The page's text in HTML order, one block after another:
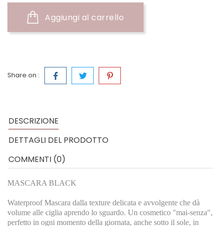
Aggiungi al carrello
Share on :
DESCRIZIONE
DETTAGLI DEL PRODOTTO
COMMENTI (0)
MASCARA BLACK
Waterproof Mascara dalla texture delicata e avvolgente che dà
volume alle ciglia aprendo lo sguardo. Un cosmetico "mai-senza",
perfetto in ogni momento della giornata, anche sotto il sole, in